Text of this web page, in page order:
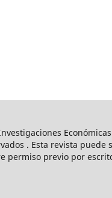
. Esta revista
previo por